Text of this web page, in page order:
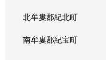
北牟婁郡紀北町
南牟婁郡紀宝町